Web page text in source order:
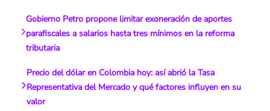
Gobierno Petro propone limitar exoneración de aportes
parafiscales a salarios hasta tres mínimos en la reforma
tributaria
Precio del dólar en Colombia hoy: así abrió la Tasa
Representativa del Mercado y qué factores influyen en su
valor